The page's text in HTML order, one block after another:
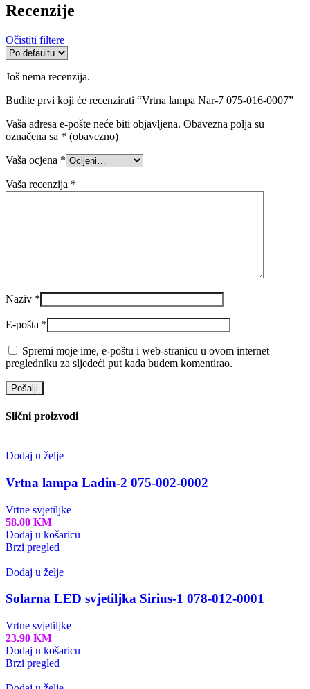
Recenzije
Očistiti filtere
Još nema recenzija.
Budite prvi koji će recenzirati “Vrtna lampa Nar-7 075-016-0007”
Vaša adresa e-pošte neće biti objavljena. Obavezna polja su
označena sa * (obavezno)
Vaša ocjena *
Vaša recenzija *
Naziv *
E-pošta *
Spremi moje ime, e-poštu i web-stranicu u ovom internet
pregledniku za sljedeći put kada budem komentirao.
Slični proizvodi
Dodaj u želje
Vrtna lampa Ladin-2 075-002-0002
Vrtne svjetiljke
58.00 KM
Dodaj u košaricu
Brzi pregled
Dodaj u želje
Solarna LED svjetiljka Sirius-1 078-012-0001
Vrtne svjetiljke
23.90 KM
Dodaj u košaricu
Brzi pregled